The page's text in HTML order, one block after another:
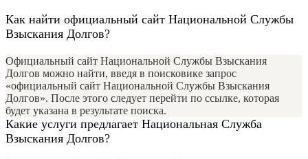
Как найти официальный сайт Национальной Службы
Взыскания Долгов?
Официальный сайт Национальной Службы Взыскания
Долгов можно найти, введя в поисковике запрос
«официальный сайт Национальной Службы Взыскания
Долгов». После этого следует перейти по ссылке, которая
будет указана в результате поиска.
Какие услуги предлагает Национальная Служба
Взыскания Долгов?